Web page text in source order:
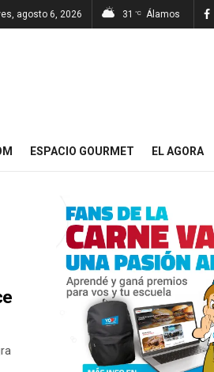
agosto 6, 2026 31 °C Álamos
ESPACIO GOURMET EL AGORA